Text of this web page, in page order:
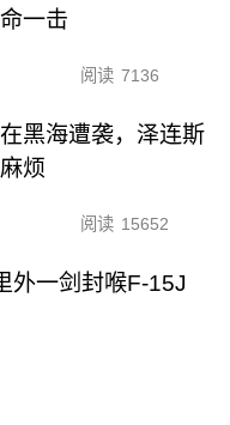
一击
阅读 7136
黑海遭袭，泽连斯
烦
阅读 15652
外一剑封喉F-15J